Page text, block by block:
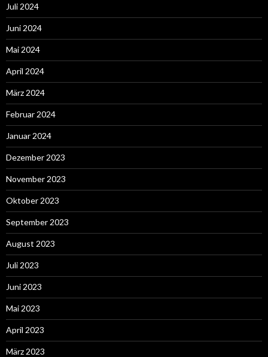
Juli 2024
Juni 2024
Mai 2024
April 2024
März 2024
Februar 2024
Januar 2024
Dezember 2023
November 2023
Oktober 2023
September 2023
August 2023
Juli 2023
Juni 2023
Mai 2023
April 2023
März 2023